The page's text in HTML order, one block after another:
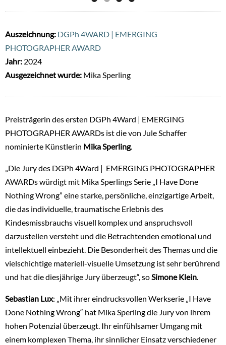
Auszeichnung: DGPh 4WARD | EMERGING
PHOTOGRAPHER AWARD
Jahr: 2024
Ausgezeichnet wurde: Mika Sperling
Preisträgerin des ersten DGPh 4Ward | EMERGING
PHOTOGRAPHER AWARDs ist die von Jule Schaffer
nominierte Künstlerin Mika Sperling.
„Die Jury des DGPh 4Ward | EMERGING PHOTOGRAPHER
AWARDs würdigt mit Mika Sperlings Serie „I Have Done
Nothing Wrong” eine starke, persönliche, einzigartige Arbeit,
die das individuelle, traumatische Erlebnis des
Kindesmissbrauchs visuell komplex und anspruchsvoll
darzustellen versteht und die Betrachtenden emotional und
intellektuell einbezieht. Die Besonderheit des Themas und die
vielschichtige materiell-visuelle Umsetzung ist sehr berührend
und hat die diesjährige Jury überzeugt“, soSimone Klein.
Sebastian Lux: „Mit ihrer eindrucksvollen Werkserie „I Have
Done Nothing Wrong“ hat Mika Sperling die Jury von ihrem
hohen Potenzial überzeugt. Ihr einfühlsamer Umgang mit
einem komplexen Thema, ihr sinnlicher Einsatz verschiedener